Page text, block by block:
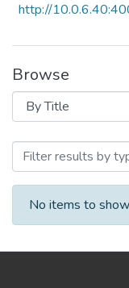
http://
Browse
Browsing
No items to